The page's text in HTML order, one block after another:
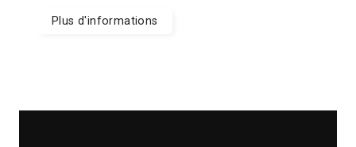
Plus d'informations